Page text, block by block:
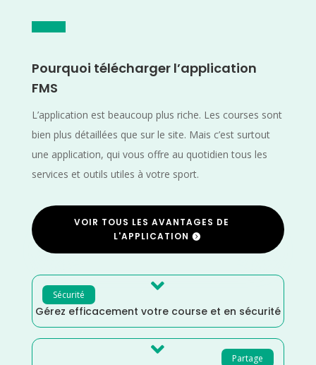
Pourquoi télécharger l’application
FMS
L’application est beaucoup plus riche. Les courses sont
bien plus détaillées que sur le site. Mais c’est surtout
une application, qui vous offre au quotidien tous les
services et outils utiles à votre sport.
VOIR TOUS LES AVANTAGES DE
L'APPLICATION
Sécurité 
Gérez efficacement votre course et en sécurité
Partage
